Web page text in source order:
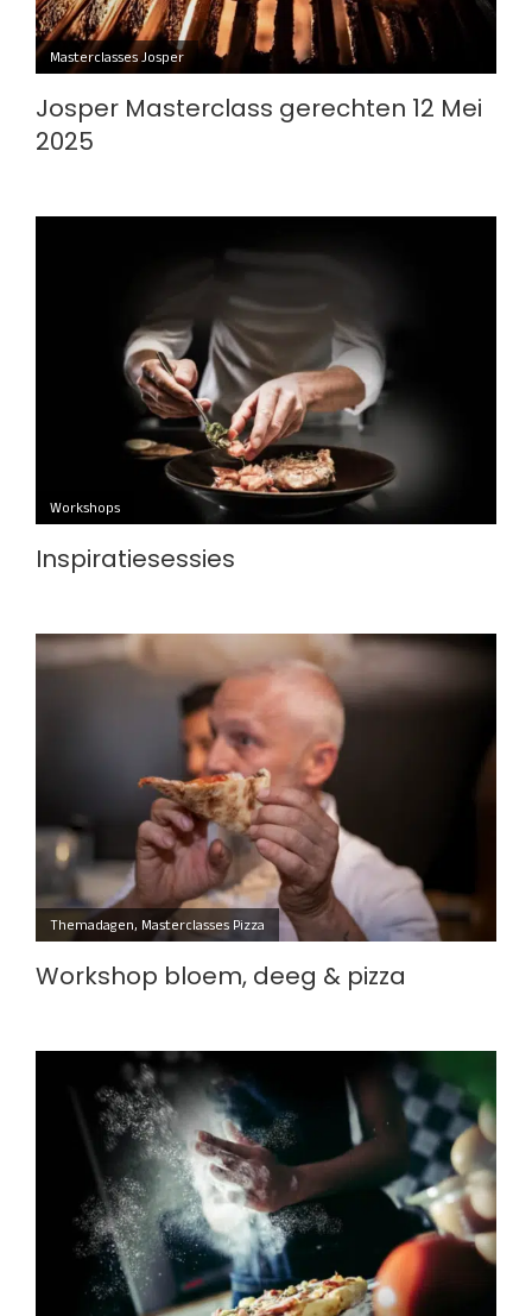
Masterclasses Josper
Josper Masterclass gerechten 12 Mei
2025
Workshops
Inspiratiesessies
Themadagen, Masterclasses Pizza
Workshop bloem, deeg & pizza